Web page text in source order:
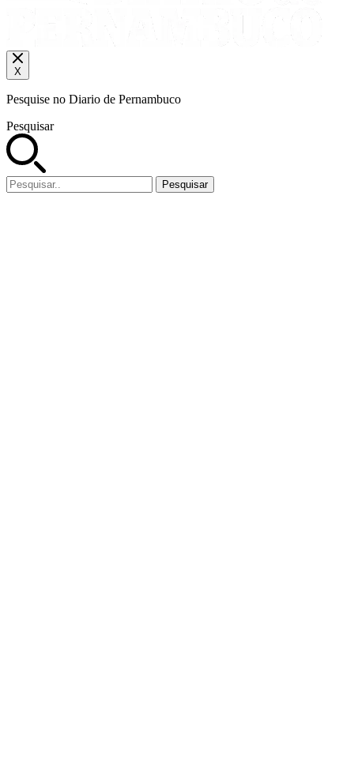
X
Pesquise no Diario de Pernambuco
Pesquisar
Pesquisar